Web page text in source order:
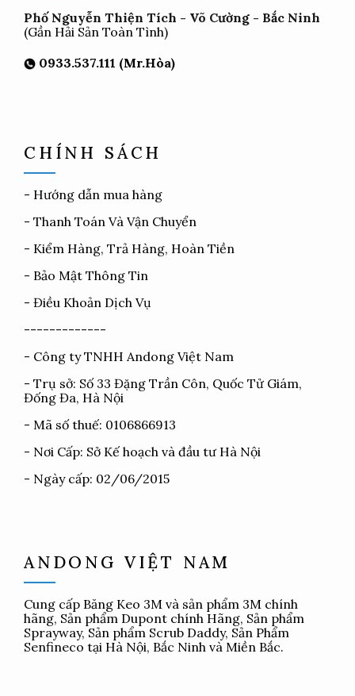
Phố Nguyễn Thiện Tích - Võ Cường - Bắc Ninh
(Gần Hải Sản Toàn Tình)
0933.537.111 (Mr.Hòa)
CHÍNH SÁCH
- Hướng dẫn mua hàng
- Thanh Toán Và Vận Chuyển
- Kiểm Hàng, Trả Hàng, Hoàn Tiền
- Bảo Mật Thông Tin
- Điều Khoản Dịch Vụ
-------------
- Công ty TNHH Andong Việt Nam
- Trụ sở: Số 33 Đặng Trần Côn, Quốc Tử Giám,
Đống Đa, Hà Nội
- Mã số thuế: 0106866913
- Nơi Cấp: Sở Kế hoạch và đầu tư Hà Nội
- Ngày cấp: 02/06/2015
ANDONG VIỆT NAM
Cung cấp Băng Keo 3M và sản phẩm 3M chính
hãng, Sản phẩm Dupont chính Hãng, Sản phẩm
Sprayway, Sản phẩm Scrub Daddy, Sản Phẩm
Senfineco tại Hà Nội, Bắc Ninh và Miền Bắc.